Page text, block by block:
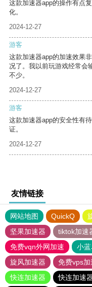
这款加速器app的操作有点
化。
2024-12-27
游客
这款加速器app的加速效果
况了。我以前玩游戏经常会
不少。
2024-12-27
游客
这款加速器app的安全性有
证。
2024-12-27
友情链接
网站地图 QuickQ
坚果加速器
tiktok加速
免费vqn外网加速
小
旋风加速器
免费vps
快连加速器
快连加速